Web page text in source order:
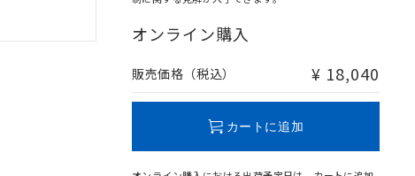
オンライン購入
販売価格（税込） ¥ 18,040
カートに追加